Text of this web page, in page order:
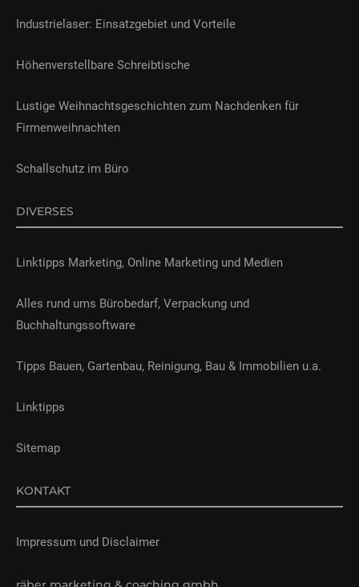
Industrielaser: Einsatzgebiet und Vorteile
Höhenverstellbare Schreibtische
Lustige Weihnachtsgeschichten zum Nachdenken für
Firmenweihnachten
Schallschutz im Büro
DIVERSES
Linktipps Marketing, Online Marketing und Medien
Alles rund ums Bürobedarf, Verpackung und
Buchhaltungssoftware
Tipps Bauen, Gartenbau, Reinigung, Bau & Immobilien u.a.
Linktipps
Sitemap
KONTAKT
Impressum und Disclaimer